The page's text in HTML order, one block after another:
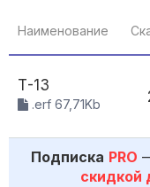
Наименование
Т-13
.erf 67,71Kb
Подписка PRO
скидкой